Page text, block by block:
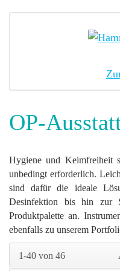
OP-
Hygiene und Keimfreiheit
unbedingt erforderlich.
sind dafür die ideale
Desinfektion bis hin zur
Produktpalette an.
ebenfalls zu unserem
1-40 von 46